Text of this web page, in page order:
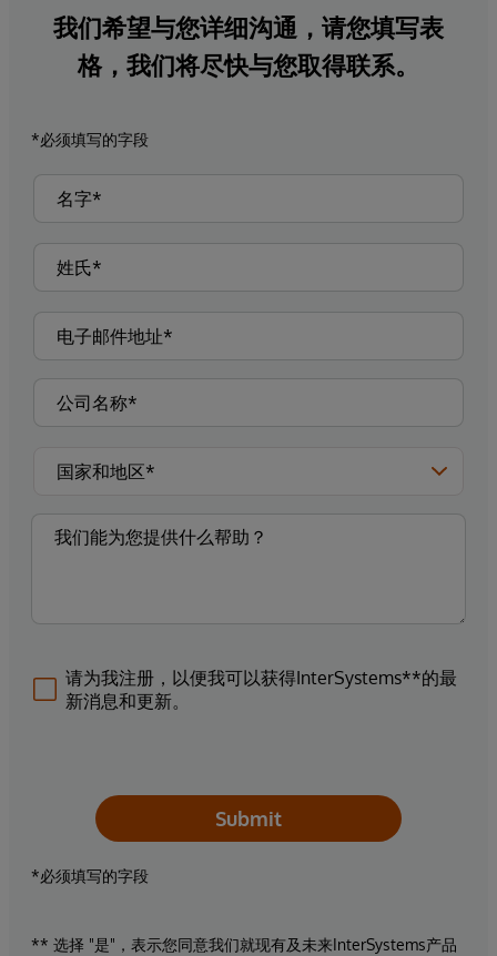
我们希望与您详细沟通，请您填写表
格，我们将尽快与您取得联系。
*必须填写的字段
请为我注册，以便我可以获得InterSystems**的最
新消息和更新。
Submit
*必须填写的字段
** 选择 "是"，表示您同意我们就现有及未来InterSystems产品